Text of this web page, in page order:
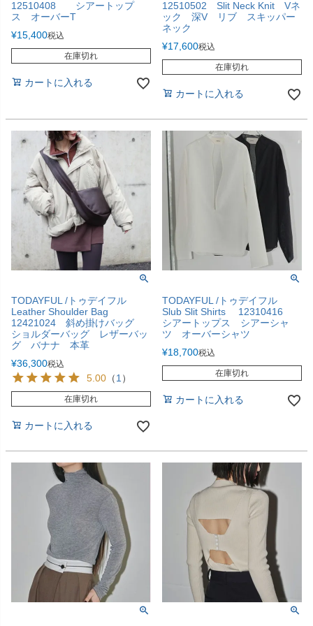
12510408 シアートップ
ス オーバーT
¥15,400税込
在庫切れ
カートに入れる
12510502 Slit Neck Knit Vネ
ック 深V リブ スキッパー
ネック
¥17,600税込
在庫切れ
カートに入れる
TODAYFUL /トゥデイフル
Leather Shoulder Bag
12421024 斜め掛けバッグ
ショルダーバッグ レザーバッ
グ バナナ 本革
¥36,300税込
5.00 （1）
在庫切れ
カートに入れる
TODAYFUL /トゥデイフル
Slub Slit Shirts 12310416
シアートップス シアーシャ
ツ オーバーシャツ
¥18,700税込
在庫切れ
カートに入れる